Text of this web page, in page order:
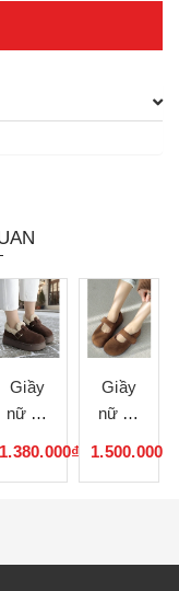
Giầy
nữ cổ
1.380.000₫
Giầy
nữ cổ
1.500.000₫